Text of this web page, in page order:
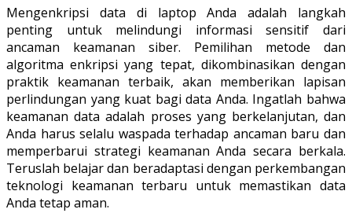
Mengenkripsi data di laptop Anda adalah langkah
penting untuk melindungi informasi sensitif dari
ancaman keamanan siber. Pemilihan metode dan
algoritma enkripsi yang tepat, dikombinasikan dengan
praktik keamanan terbaik, akan memberikan lapisan
perlindungan yang kuat bagi data Anda. Ingatlah bahwa
keamanan data adalah proses yang berkelanjutan, dan
Anda harus selalu waspada terhadap ancaman baru dan
memperbarui strategi keamanan Anda secara berkala.
Teruslah belajar dan beradaptasi dengan perkembangan
teknologi keamanan terbaru untuk memastikan data
Anda tetap aman.